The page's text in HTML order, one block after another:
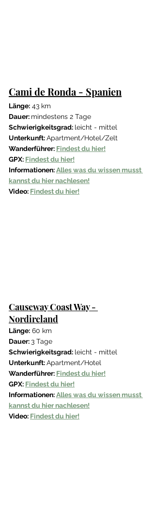
Cami de Ronda - Spanien
Länge: 43 km
Dauer: mindestens 2 Tage
Schwierigkeitsgrad: leicht - mittel
Unterkunft: Apartment/Hotel/Zelt
Wanderführer: Findest du hier!
GPX: Findest du hier!
Informationen: Alles was du wissen musst
kannst du hier nachlesen!
Video: Findest du hier!
Causeway Coast Way -
Nordireland
Länge: 60 km
Dauer: 3 Tage
Schwierigkeitsgrad: leicht - mittel
Unterkunft: Apartment/Hotel
Wanderführer: Findest du hier!
GPX: Findest du hier!
Informationen: Alles was du wissen musst
kannst du hier nachlesen!
Video: Findest du hier!